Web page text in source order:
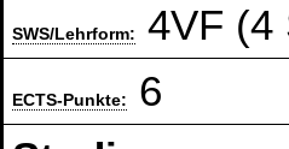
SWS/Lehrform: 4VF (4
ECTS-Punkte:
6